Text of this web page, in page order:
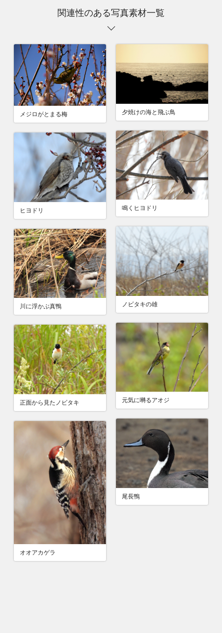
関連性のある写真素材一覧
メジロがとまる梅 夕焼けの海と飛ぶ鳥
鳴くヒヨドリ
ヒヨドリ
ノビタキの雄
川に浮かぶ真鴨
元気に囀るアオジ
正面から見たノビタキ
尾長鴨
オオアカゲラ